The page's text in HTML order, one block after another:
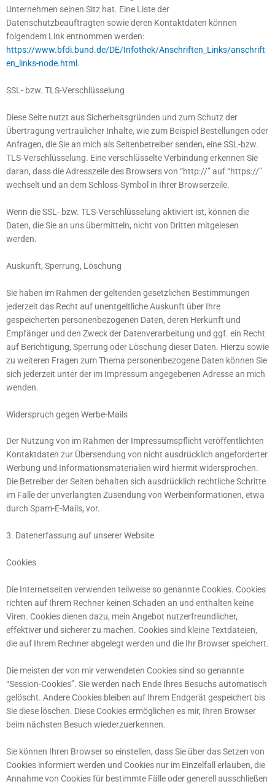
Unternehmen seinen Sitz hat. Eine Liste der
Datenschutzbeauftragten sowie deren Kontaktdaten können
folgendem Link entnommen werden:
https://www.bfdi.bund.de/DE/Infothek/Anschriften_Links/anschrift
en_links-node.html .
SSL- bzw. TLS-Verschlüsselung
Diese Seite nutzt aus Sicherheitsgründen und zum Schutz der
Übertragung vertraulicher Inhalte, wie zum Beispiel Bestellungen oder
Anfragen, die Sie an mich als Seitenbetreiber senden, eine SSL-bzw.
TLS-Verschlüsselung. Eine verschlüsselte Verbindung erkennen Sie
daran, dass die Adresszeile des Browsers von “http://” auf “https://”
wechselt und an dem Schloss-Symbol in Ihrer Browserzeile.
Wenn die SSL- bzw. TLS-Verschlüsselung aktiviert ist, können die
Daten, die Sie an uns übermitteln, nicht von Dritten mitgelesen
werden.
Auskunft, Sperrung, Löschung
Sie haben im Rahmen der geltenden gesetzlichen Bestimmungen
jederzeit das Recht auf unentgeltliche Auskunft über Ihre
gespeicherten personenbezogenen Daten, deren Herkunft und
Empfänger und den Zweck der Datenverarbeitung und ggf. ein Recht
auf Berichtigung, Sperrung oder Löschung dieser Daten. Hierzu sowie
zu weiteren Fragen zum Thema personenbezogene Daten können Sie
sich jederzeit unter der im Impressum angegebenen Adresse an mich
wenden.
Widerspruch gegen Werbe-Mails
Der Nutzung von im Rahmen der Impressumspflicht veröffentlichten
Kontaktdaten zur Übersendung von nicht ausdrücklich angeforderter
Werbung und Informationsmaterialien wird hiermit widersprochen.
Die Betreiber der Seiten behalten sich ausdrücklich rechtliche Schritte
im Falle der unverlangten Zusendung von Werbeinformationen, etwa
durch Spam-E-Mails, vor.
3. Datenerfassung auf unserer Website
Cookies
Die Internetseiten verwenden teilweise so genannte Cookies. Cookies
richten auf Ihrem Rechner keinen Schaden an und enthalten keine
Viren. Cookies dienen dazu, mein Angebot nutzerfreundlicher,
effektiver und sicherer zu machen. Cookies sind kleine Textdateien,
die auf Ihrem Rechner abgelegt werden und die Ihr Browser speichert.
Die meisten der von mir verwendeten Cookies sind so genannte
“Session-Cookies”. Sie werden nach Ende Ihres Besuchs automatisch
gelöscht. Andere Cookies bleiben auf Ihrem Endgerät gespeichert bis
Sie diese löschen. Diese Cookies ermöglichen es mir, Ihren Browser
beim nächsten Besuch wiederzuerkennen.
Sie können Ihren Browser so einstellen, dass Sie über das Setzen von
Cookies informiert werden und Cookies nur im Einzelfall erlauben, die
Annahme von Cookies für bestimmte Fälle oder generell ausschließen